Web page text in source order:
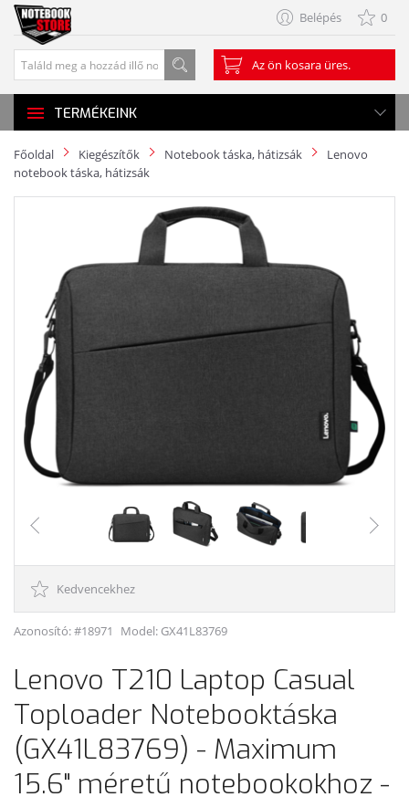
Belépés 0
Az ön kosara üres.
TERMÉKEINK
Főoldal Kiegészítők Notebook táska, hátizsák
Lenovo
notebook táska, hátizsák
Kedvencekhez
Azonosító: #18971 Model: GX41L83769
Lenovo T210 Laptop Casual
Toploader Notebooktáska
(GX41L83769) - Maximum
15.6" méretű notebookokhoz -